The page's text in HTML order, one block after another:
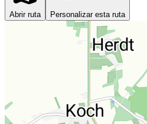
Abrir ruta Personalizar esta ruta